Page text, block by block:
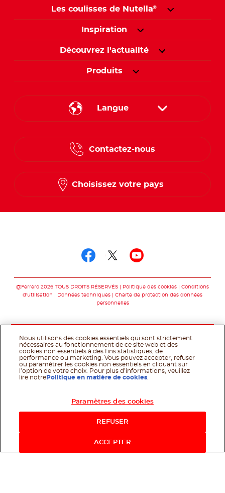
Les coulisses de Nutella®
Inspiration
Découvrez l'actualité
Produits
Langue
French
Contactez-nous
Choisissez votre pays
@Ferrero 2026 TOUS DROITS RÉSERVÉS Politique des cookies
Conditions
d'utilisation
Données techniques
Charte de protection des données
personnelles
Nous utilisons des cookies essentiels qui sont strictement
nécessaires au fonctionnement de ce site web et des
cookies non essentiels à des fins statistiques, de
performance ou marketing. Vous pouvez accepter, refuser
ou paramétrer les cookies non essentiels en cliquant sur
l’option de votre choix. Pour plus d’informations, veuillez
lire notre Politique en matière de cookies
Paramètres des cookies
REFUSER
ACCEPTER